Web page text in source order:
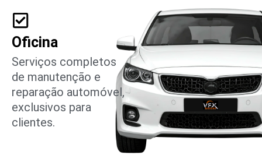
Oficina
Serviços completos
de manutenção e
reparação automóvel,
exclusivos para
clientes.